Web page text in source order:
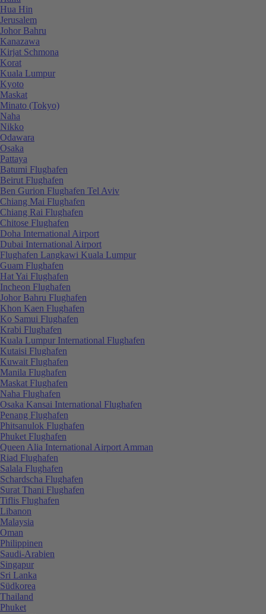
Hua Hin
Jerusalem
Johor Bahru
Kanazawa
Kirjat Schmona
Korat
Kuala Lumpur
Kyoto
Maskat
Minato (Tokyo)
Naha
Nikko
Odawara
Osaka
Pattaya
Batumi Flughafen
Beirut Flughafen
Ben Gurion Flughafen Tel Aviv
Chiang Mai Flughafen
Chiang Rai Flughafen
Chitose Flughafen
Doha International Airport
Dubai International Airport
Flughafen Langkawi Kuala Lumpur
Guam Flughafen
Hat Yai Flughafen
Incheon Flughafen
Johor Bahru Flughafen
Khon Kaen Flughafen
Ko Samui Flughafen
Krabi Flughafen
Kuala Lumpur International Flughafen
Kutaisi Flughafen
Kuwait Flughafen
Manila Flughafen
Maskat Flughafen
Naha Flughafen
Osaka Kansai International Flughafen
Penang Flughafen
Phitsanulok Flughafen
Phuket Flughafen
Queen Alia International Airport Amman
Riad Flughafen
Salala Flughafen
Schardscha Flughafen
Surat Thani Flughafen
Tiflis Flughafen
Libanon
Malaysia
Oman
Philippinen
Saudi-Arabien
Singapur
Sri Lanka
Südkorea
Thailand
Phuket